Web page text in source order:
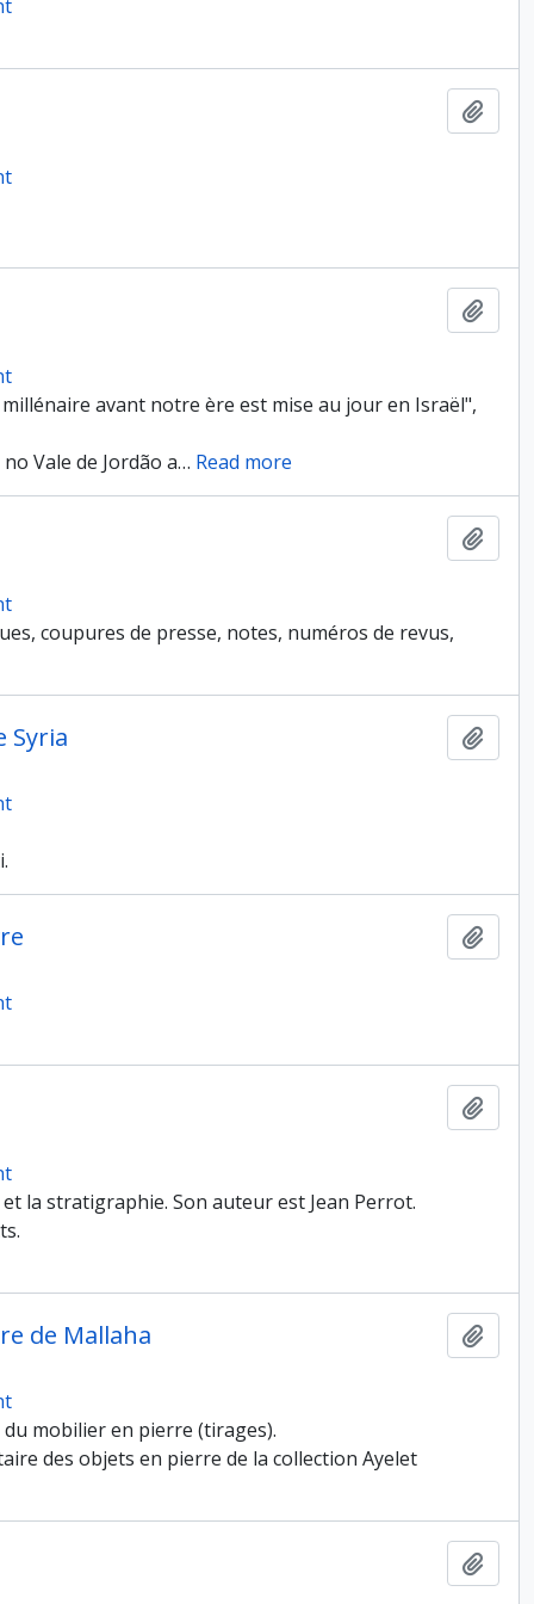
avant notre ère est mise au jour en Israël",
Vale de Jordão a… Read more
coupures de presse, notes, numéros de revus,
Syria
la stratigraphie. Son auteur est Jean Perrot.
de Mallaha
mobilier en pierre (tirages).
des objets en pierre de la collection Ayelet